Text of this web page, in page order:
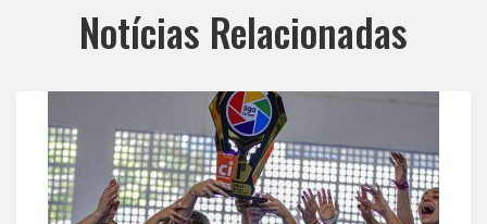
Notícias Relacionadas